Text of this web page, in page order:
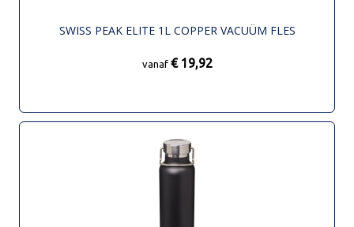
SWISS PEAK ELITE 1L COPPER VACUÜM FLES
vanaf € 19,92